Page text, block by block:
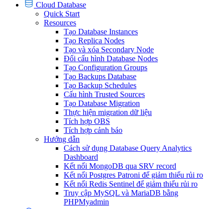
Cloud Database
Quick Start
Resources
Tạo Database Instances
Tạo Replica Nodes
Tạo và xóa Secondary Node
Đổi cấu hình Database Nodes
Tạo Configuration Groups
Tạo Backups Database
Tạo Backup Schedules
Cấu hình Trusted Sources
Tạo Database Migration
Thực hiện migration dữ liệu
Tích hợp OBS
Tích hợp cảnh báo
Hướng dẫn
Cách sử dụng Database Query Analytics
Dashboard
Kết nối MongoDB qua SRV record
Kết nối Postgres Patroni để giảm thiểu rủi ro
Kết nối Redis Sentinel để giảm thiểu rủi ro
Truy cập MySQL và MariaDB bằng
PHPMyadmin